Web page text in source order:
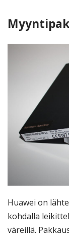
Huawei on
kohdalla
väreillä.